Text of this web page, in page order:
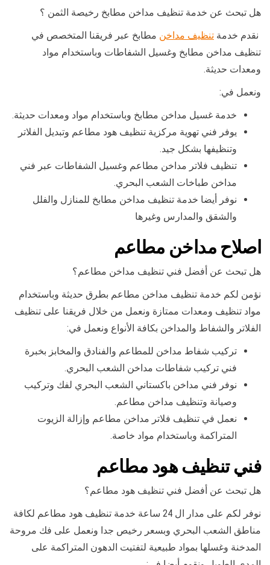
هل تبحث عن خدمة تنظيف مداخن مطابخ رخيصة الثمن ؟
نقدم خدمة تنظيف مداخن مطابخ عبر فريقنا المتخصص في
تنظيف مداخن مطابخ وغسيل الشفاطات وباستخدام مواد
ومعدات حديثة.
ونعمل في:
خدمة غسيل مداخن مطابخ وباستخدام مواد ومعدات حديثة.
يوفر فني تهوية مركزية تنظيف هود مطاعم وتبديل الفلاتر
وتنظيفها بشكل جيد.
تنظيف فلاتر مداخن مطاعم وغسيل الشفاطات عبر فني
مداخن طباخات الشعب البحري.
نوفر أيضا خدمة تنظيف مداخن مطابخ للمنازل والفلل
والشقق والمدارس وغيرها
اصلاح مداخن مطاعم
هل تبحث عن أفضل فني تنظيف مداخن مطاعم؟
نؤمن لكم خدمة تنظيف مداخن مطاعم بطرق حديثة وباستخدام
مواد تنظيف ومعدات ممتازة ونعمل من خلال فريقنا على تنظيف
الفلاتر والشفاط والمداخن بكافة الأنواع ونعمل في:
تركيب شفاط مداخن للمطاعم والفنادق والمخابز بخبرة
فني تركيب شفاطات مداخن الشعب البحري.
نوفر فني مداخن باكستاني الشعب البحري لفك وتركيب
وصيانة وتنظيف مداخن مطاعم.
نعمل في تنظيف فلاتر مداخن مطاعم وإزالة الزيوت
المتراكمة وباستخدام مواد خاصة.
فني تنظيف هود مطاعم
هل تبحث عن أفضل فني تنظيف هود مطاعم؟
نوفر لكم على مدار ال 24 ساعة خدمة تنظيف هود مطاعم لكافة
مناطق الشعب البحري وبسعر رخيص جدا ونعمل على فك مروحة
المدخنة وغسلها بمواد طبيعية لتفتيت الدهون المتراكمة على